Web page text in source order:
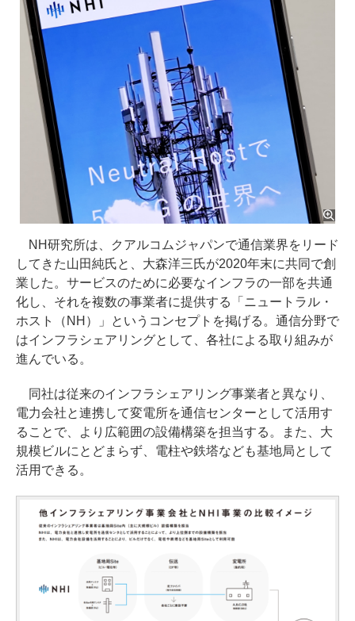
NH研究所は、クアルコムジャパンで通信業界をリード
してきた山田純氏と、大森洋三氏が2020年末に共同で創
業した。サービスのために必要なインフラの一部を共通
化し、それを複数の事業者に提供する「ニュートラル・
ホスト（NH）」というコンセプトを掲げる。通信分野で
はインフラシェアリングとして、各社による取り組みが
進んでいる。
同社は従来のインフラシェアリング事業者と異なり、
電力会社と連携して変電所を通信センターとして活用す
ることで、より広範囲の設備構築を担当する。また、大
規模ビルにとどまらず、電柱や鉄塔なども基地局として
活用できる。